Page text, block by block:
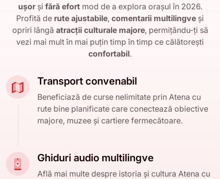
ușorși fără efortmod de a explora orașul în 2026.
Profită de rute ajustabile, comentarii multilingve și
opriri lângă atracții culturale majore, permițându-ți să
vezi mai mult în mai puțin timp în timp ce călătorești
confortabil.
Transport convenabil
Beneficiază de curse nelimitate prin Atena cu
rute bine planificate care conectează obiective
majore, muzee și cartiere fermecătoare.
Ghiduri audio multilingve
Află mai multe despre istoria și cultura Atena cu